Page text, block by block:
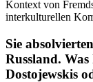
Kontext von
interkulturellen
Sie
Russland.
Dostojewskis